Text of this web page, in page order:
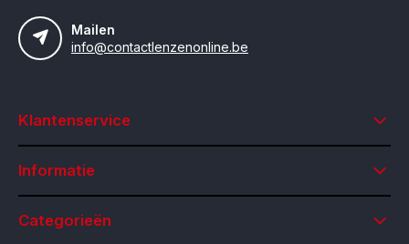
Mailen
info@contactlenzenonline.be
Klantenservice
Informatie
Categorieën